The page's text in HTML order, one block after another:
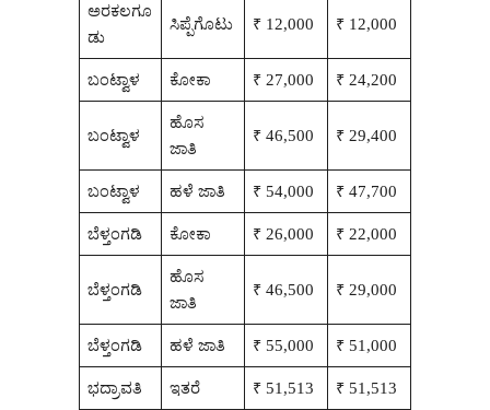
ಅರಕಲಗೂ
ಡು
ಸಿಪ್ಪೆಗೊಟು ₹ 12,000 ₹ 12,000
ಬಂಟ್ವಾಳ ಕೋಕಾ ₹ 27,000 ₹ 24,200
ಬಂಟ್ವಾಳ
ಹೊಸ
ಜಾತಿ
₹ 46,500 ₹ 29,400
ಬಂಟ್ವಾಳ ಹಳೆ ಜಾತಿ ₹ 54,000 ₹ 47,700
ಬೆಳ್ತಂಗಡಿ ಕೋಕಾ ₹ 26,000 ₹ 22,000
ಬೆಳ್ತಂಗಡಿ
ಹೊಸ
ಜಾತಿ
₹ 46,500 ₹ 29,000
ಬೆಳ್ತಂಗಡಿ ಹಳೆ ಜಾತಿ ₹ 55,000 ₹ 51,000
ಭದ್ರಾವತಿ ಇತರೆ ₹ 51,513 ₹ 51,513